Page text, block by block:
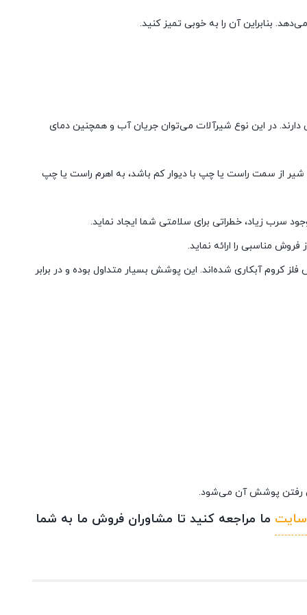
بنابراین آن را به خوبی تمیز کنید.
در این نوع شیرآلات می‌توان جریان آب و همچنین دمای
از سمت راست یا چپ با دیوار کم باشد، به اهرم راست یا چپ
سرب زیاد، خطراتی برای سلامتی شما ایجاد نماید.
مناسبی را ارائه نماید.
کروم آبکاری شده‌اند. این پوشش بسیار متداول بوده و در برابر
رفتن پوشش آن می‌شود.
سایت ما مراجعه کنید تا مشاوران فروش ما به شما